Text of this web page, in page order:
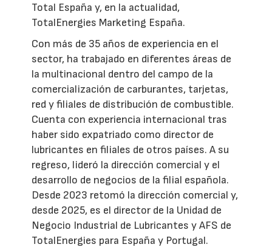
Total España y, en la actualidad,
TotalEnergies Marketing España.
Con más de 35 años de experiencia en el
sector, ha trabajado en diferentes áreas de
la multinacional dentro del campo de la
comercialización de carburantes, tarjetas,
red y filiales de distribución de combustible.
Cuenta con experiencia internacional tras
haber sido expatriado como director de
lubricantes en filiales de otros países. A su
regreso, lideró la dirección comercial y el
desarrollo de negocios de la filial española.
Desde 2023 retomó la dirección comercial y,
desde 2025, es el director de la Unidad de
Negocio Industrial de Lubricantes y AFS de
TotalEnergies para España y Portugal.